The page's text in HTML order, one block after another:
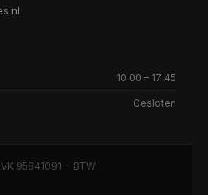
10:00 – 17:45
Gesloten
95841091 · BTW